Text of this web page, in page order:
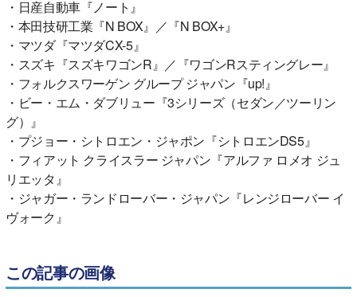
・日産自動車『ノート』
・本田技研工業『N BOX』／『N BOX+』
・マツダ『マツダCX-5』
・スズキ『スズキワゴンR』／『ワゴンRスティングレー』
・フォルクスワーゲン グループ ジャパン『up!』
・ビー・エム・ダブリュー『3シリーズ（セダン／ツーリン
グ）』
・プジョー・シトロエン・ジャポン『シトロエンDS5』
・フィアット クライスラー ジャパン『アルファ ロメオ ジュ
リエッタ』
・ジャガー・ランドローバー・ジャパン『レンジローバー イ
ヴォーク』
この記事の画像